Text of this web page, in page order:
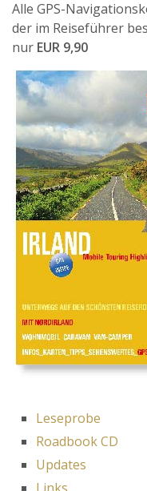
Alle GPS-
der im Reiseführer
nur EUR 9,90
Leseprobe
Roadbook CD
Updates